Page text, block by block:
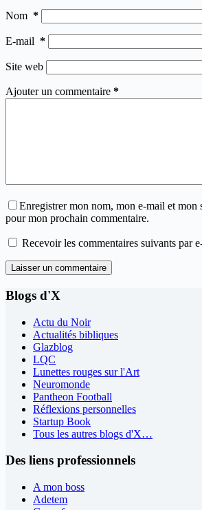
Nom *
E-mail *
Site web
Ajouter un commentaire *
Enregistrer mon nom, mon e-mail et mon
pour mon prochain commentaire.
Recevoir les commentaires suivants par
Laisser un commentaire
Blogs d'X
Actu du Noir
Actualités bibliques
Glazblog
LQC
Lunettes rouges sur l'Art
Neuromonde
Pantheon Football
Réflexions personnelles
Startup Book
Tous les autres blogs d'X…
Des liens professionnels
A mon boss
Adetem